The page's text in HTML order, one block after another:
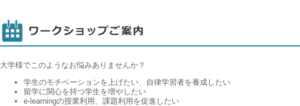
大学様でこのようなお悩みありませんか？
学生のモチベーションを上げたい、自律学習者を養成したい
留学に関心を持つ学生を増やしたい
e-learningの授業利用、課題利用を促進したい